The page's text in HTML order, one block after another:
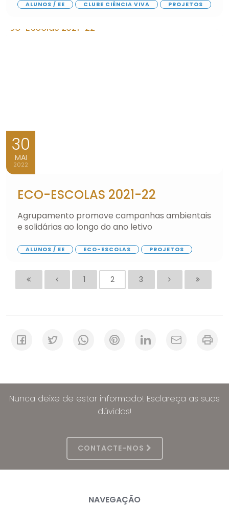
ALUNOS / EE CLUBE CIÊNCIA VIVA PROJETOS
30
MAI
2022
ECO-ESCOLAS 2021-22
Agrupamento promove campanhas ambientais
e solidárias ao longo do ano letivo
ALUNOS / EE ECO-ESCOLAS PROJETOS
1 2 3
Nunca deixe de estar informado! Esclareça as suas
dúvidas!
CONTACTE-NOS
NAVEGAÇÃO